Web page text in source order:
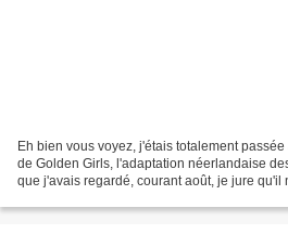
Eh bien vous voyez, j'étais totalement
de Golden Girls, l'adaptation néerlandaise
que j'avais regardé, courant août, je jure qu'il